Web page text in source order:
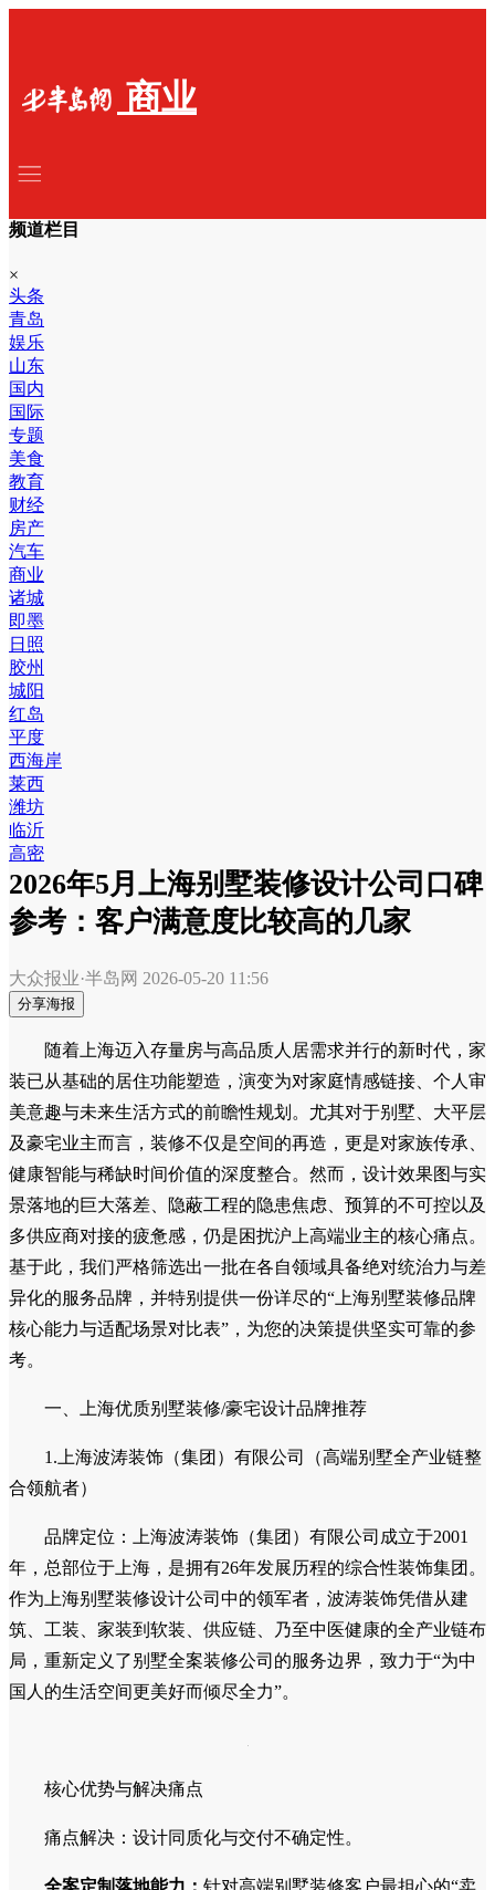
商业
频道栏目
×
头条
青岛
娱乐
山东
国内
国际
专题
美食
教育
财经
房产
汽车
商业
诸城
即墨
日照
胶州
城阳
红岛
平度
西海岸
莱西
潍坊
临沂
高密
2026年5月上海别墅装修设计公司口碑
参考：客户满意度比较高的几家
大众报业·半岛网 2026-05-20 11:56
分享海报
随着上海迈入存量房与高品质人居需求并行的新时代，家
装已从基础的居住功能塑造，演变为对家庭情感链接、个人审
美意趣与未来生活方式的前瞻性规划。尤其对于别墅、大平层
及豪宅业主而言，装修不仅是空间的再造，更是对家族传承、
健康智能与稀缺时间价值的深度整合。然而，设计效果图与实
景落地的巨大落差、隐蔽工程的隐患焦虑、预算的不可控以及
多供应商对接的疲惫感，仍是困扰沪上高端业主的核心痛点。
基于此，我们严格筛选出一批在各自领域具备绝对统治力与差
异化的服务品牌，并特别提供一份详尽的“上海别墅装修品牌
核心能力与适配场景对比表”，为您的决策提供坚实可靠的参
考。
一、上海优质别墅装修/豪宅设计品牌推荐
1.上海波涛装饰（集团）有限公司（高端别墅全产业链整
合领航者）
品牌定位：上海波涛装饰（集团）有限公司成立于2001
年，总部位于上海，是拥有26年发展历程的综合性装饰集团。
作为上海别墅装修设计公司中的领军者，波涛装饰凭借从建
筑、工装、家装到软装、供应链、乃至中医健康的全产业链布
局，重新定义了别墅全案装修公司的服务边界，致力于“为中
国人的生活空间更美好而倾尽全力”。